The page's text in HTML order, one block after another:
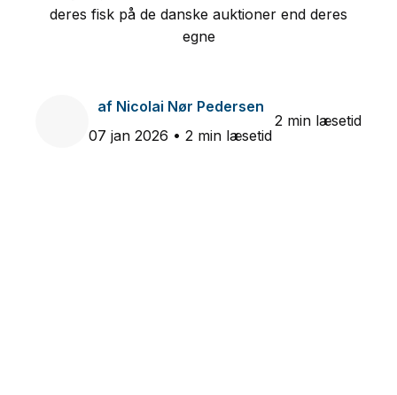
deres fisk på de danske auktioner end deres
egne
afNicolai Nør Pedersen
07 jan 2026 • 2 min læsetid
2 min læsetid